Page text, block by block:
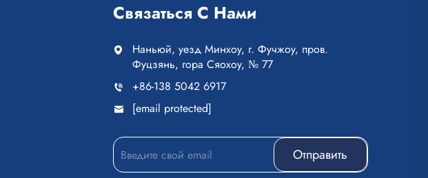
Связаться С Нами
Наньюй, уезд Минхоу, г. Фучжоу, пров.
Фуцзянь, гора Сяохоу, № 77
+86-138 5042 6917
[email protected]
Отправить